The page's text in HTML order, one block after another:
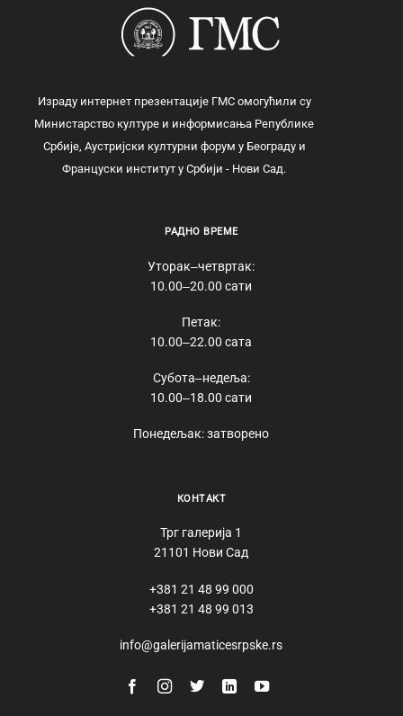
Израду интернет презентације ГМС омогућили су
Министарство културе и информисања Републике
Србије, Аустријски културни форум у Београду и
Француски институт у Србији - Нови Сад.
РАДНО ВРЕМЕ
Уторак‒четвртак:
10.00‒20.00 сати
Петак:
10.00‒22.00 сата
Субота‒недеља:
10.00‒18.00 сати
Понедељак: затворено
КОНТАКТ
Трг галерија 1
21101 Нови Сад
+381 21 48 99 000
+381 21 48 99 013
info@galerijamaticesrpske.rs